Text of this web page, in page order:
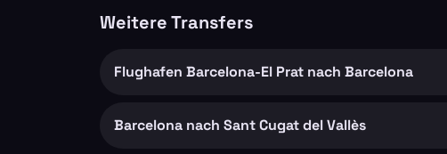
Weitere Transfers
Flughafen Barcelona-El Prat nach Barcelona
Barcelona nach Sant Cugat del Vallès